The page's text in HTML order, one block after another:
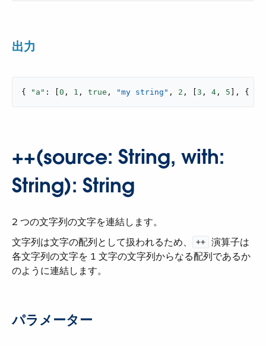
出力
{ "a" : [ 0 , 1 , true , "my string" , 2 , [ 3 , 4 , 5 ], {
++(source: String, with:
String): String
2 つの文字列の文字を連結します。
文字列は文字の配列として扱われるため、​
++
​ 演算子は
各文字列の文字を 1 文字の文字列からなる配列であるか
のように連結します。
パラメーター